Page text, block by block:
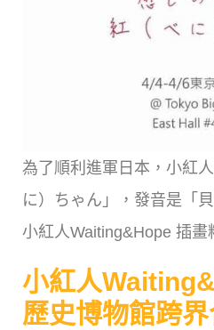
為了順利進軍日本，小紅
に）ちゃん」，發音是「
小紅人Waiting&Hope 插畫
小紅人
歷史博物館跨